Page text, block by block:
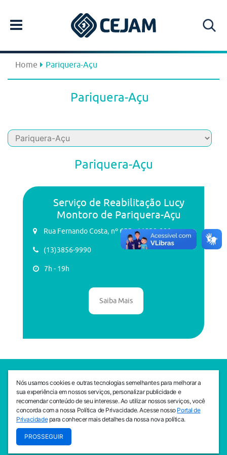
Home Pariquera-Açu
Pariquera-Açu
Pariquera-Açu
Serviço de Reabilitação Lucy
Montoro de Pariquera-Açu
Rua Fernando Costa, nº 655 , 11930-000
(13)3856-9990
7h - 19h
Saiba Mais
SEDE CEJAM
Av. da Liberdade, 765, Liberdade, São Paulo, 01503-001
(11) 3469 - 1818
INSTITUTO CEJAM
Av. da Liberdade, 765, Liberdade, São Paulo, 01503-001
Nós usamos cookies e outras tecnologias semelhantes para melhorar a
sua experiência em nossos serviços, personalizar publicidade e
recomendar conteúdo de seu interesse. Ao utilizar nossos serviços, você
concorda com a nossa Política de Privacidade. Acesse nosso Portal de
Privacidadepara conhecer mais detalhes da nossa nova política.
PROSSEGUIR